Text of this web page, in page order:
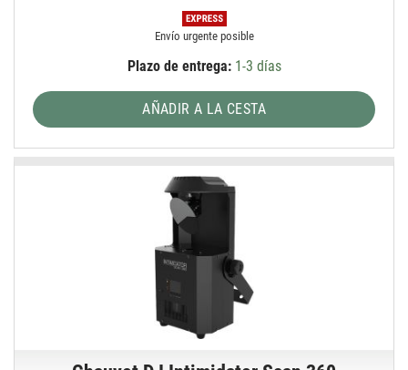
Envío urgente posible
Plazo de entrega:1-3 días
AÑADIR A LA CESTA